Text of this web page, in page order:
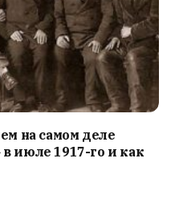
на самом деле
июле 1917-го и как